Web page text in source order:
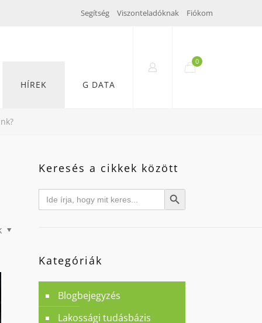
Segítség Viszonteladóknak Fiókom
HÍREK G DATA
0
Keresés a cikkek között
Search
for: Search Button
Kategóriák
Blogbejegyzés
Lakossági tudásbázis